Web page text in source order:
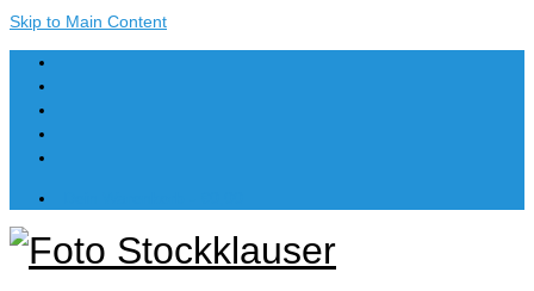
Skip to Main Content